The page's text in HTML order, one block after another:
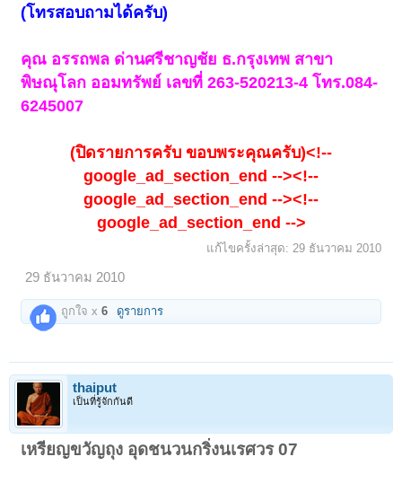
(โทรสอบถามได้ครับ)
คุณ อรรถพล ด่านศรีชาญชัย ธ.กรุงเทพ สาขา
พิษณุโลก ออมทรัพย์ เลขที่ 263-520213-4 โทร.084-
6245007
(ปิดรายการครับ ขอบพระคุณครับ)<!--
google_ad_section_end --><!--
google_ad_section_end --><!--
google_ad_section_end -->
แก้ไขครั้งล่าสุด: 29 ธันวาคม 2010
29 ธันวาคม 2010
ถูกใจ x6 ดูรายการ
thaiput
เป็นที่รู้จักกันดี
เหรียญขวัญถุง อุดชนวนกริ่งนเรศวร 07